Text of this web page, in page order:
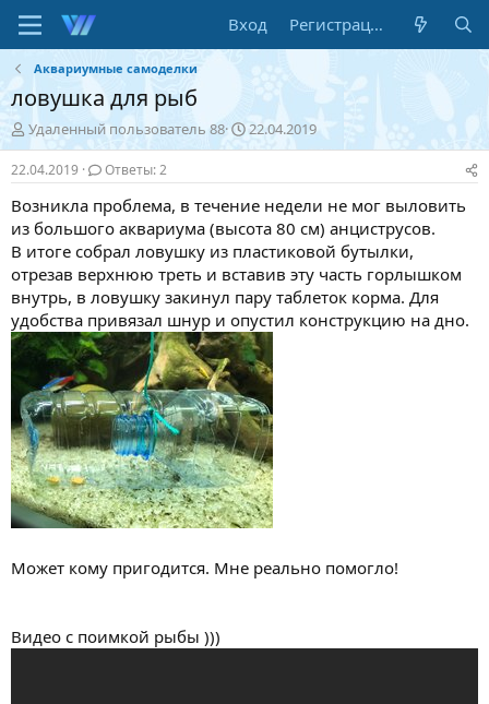
Вход Регистрация
Аквариумные самоделки
ловушка для рыб
А
в
т
о
р
т
е
ы
Удаленный пользователь 88
Д
а
а
н
а
ч
л
а
22.04.2019
22.04.2019 Ответы: 2
Возникла проблема, в течение недели не мог выловить
из большого аквариума (высота 80 см) анциструсов.
В итоге собрал ловушку из пластиковой бутылки,
отрезав верхнюю треть и вставив эту часть горлышком
внутрь, в ловушку закинул пару таблеток корма. Для
удобства привязал шнур и опустил конструкцию на дно.
Может кому пригодится. Мне реально помогло!
Видео с поимкой рыбы )))